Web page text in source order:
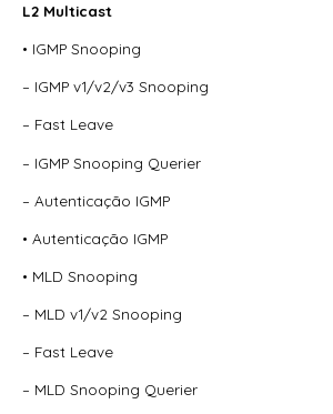
L2 Multicast
• IGMP Snooping
– IGMP v1/v2/v3 Snooping
– Fast Leave
– IGMP Snooping Querier
– Autenticação IGMP
• Autenticação IGMP
• MLD Snooping
– MLD v1/v2 Snooping
– Fast Leave
– MLD Snooping Querier